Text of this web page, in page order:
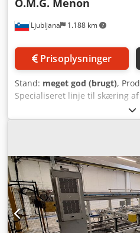
Ljubljana 1.188 km
O.M.G. Menon
Prisoplysninger
Stand: meget god (brugt),
Specialiseret linje til skæring
til skæring af lange alu-
400x200 mm. Maksimal
længde: 30 mm. Maksimal
90° +/-20°. Djdpfjy U Nc Djx Ad